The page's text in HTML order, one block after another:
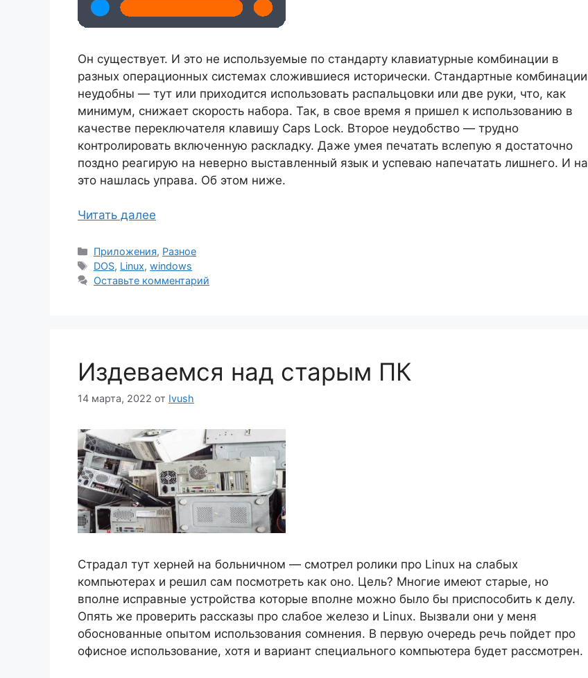
Он существует. И это не используемые по стандарту клавиатурные комбинации в
разных операционных системах сложившиеся исторически. Стандартные комбинации
неудобны — тут или приходится использовать распальцовки или две руки, что, как
минимум, снижает скорость набора. Так, в свое время я пришел к использованию в
качестве переключателя клавишу Caps Lock. Второе неудобство — трудно
контролировать включенную раскладку. Даже умея печатать вслепую я достаточно
поздно реагирую на неверно выставленный язык и успеваю напечатать лишнего. И на
это нашлась управа. Об этом ниже.
Читать далее
Рубрики
Приложения, Разное
Метки
DOS, Linux,windows
Оставьте комментарий
Издеваемся над старым ПК
14 марта, 2022 от Ivush
Страдал тут херней на больничном — смотрел ролики про Linux на слабых
компьютерах и решил сам посмотреть как оно. Цель? Многие имеют старые, но
вполне исправные устройства которые вполне можно было бы приспособить к делу.
Опять же проверить рассказы про слабое железо и Linux. Вызвали они у меня
обоснованные опытом использования сомнения. В первую очередь речь пойдет про
офисное использование, хотя и вариант специального компьютера будет рассмотрен.